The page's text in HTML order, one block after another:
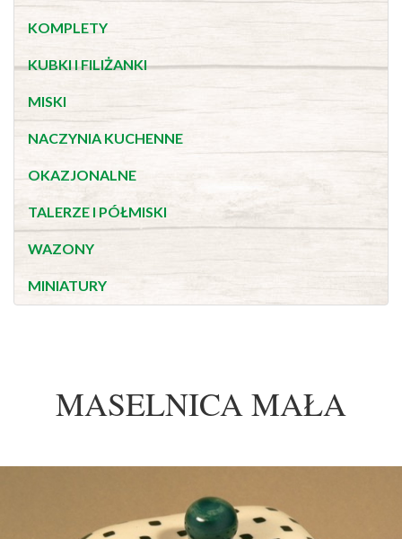
KOMPLETY
KUBKI I FILIŻANKI
MISKI
NACZYNIA KUCHENNE
OKAZJONALNE
TALERZE I PÓŁMISKI
WAZONY
MINIATURY
MASELNICA MAŁA